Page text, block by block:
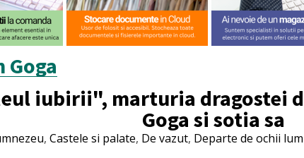
Goga
iubirii", marturia dragostei
Goga si sotia sa
, Castele si palate, De vazut, Departe de ochii